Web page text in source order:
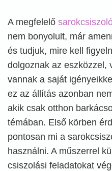
A megfelelő
nem bonyolult, már
és tudjuk, mire kell
dolgoznak az eszközzel,
vannak a saját
ez az állítás azonban
akik csak otthon
témában. Első körben
pontosan mi a
használni. A műszerrel
csiszolási feladatokat